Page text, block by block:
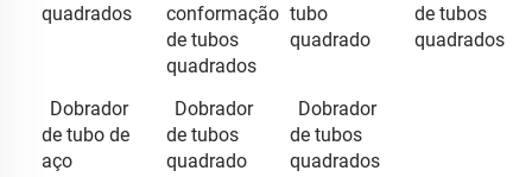
quadrados
conformação
de tubos
quadrados
tubo
quadrado
de tubos
quadrados
Dobrador
de tubo de
aço
Dobrador
de tubos
quadrado
Dobrador
de tubos
quadrados